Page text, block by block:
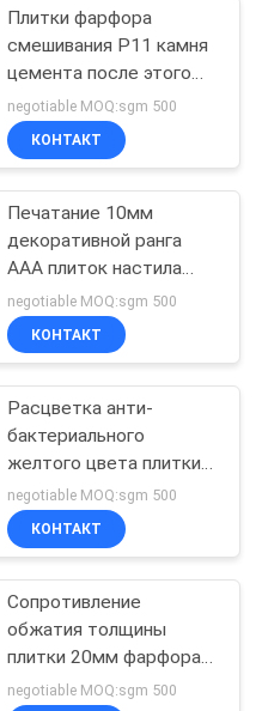
115
Плитки фарфора
смешивания Р11 камня
цемента после этого
0,05% абсорбции воды
negotiable MOQ:sgm 500
КОНТАКТ
Печатание 10мм
декоративной ранга
ААА плиток настила
цемента конкретной
струйное толщиной
negotiable MOQ:sgm 500
КОНТАКТ
Расцветка анти-
бактериального
желтого цвета плитки
фарфора взгляда
цемента случайная
negotiable MOQ:sgm 500
КОНТАКТ
Сопротивление
обжатия толщины
плитки 20мм фарфора
взгляда цемента сада
negotiable MOQ:sgm 500